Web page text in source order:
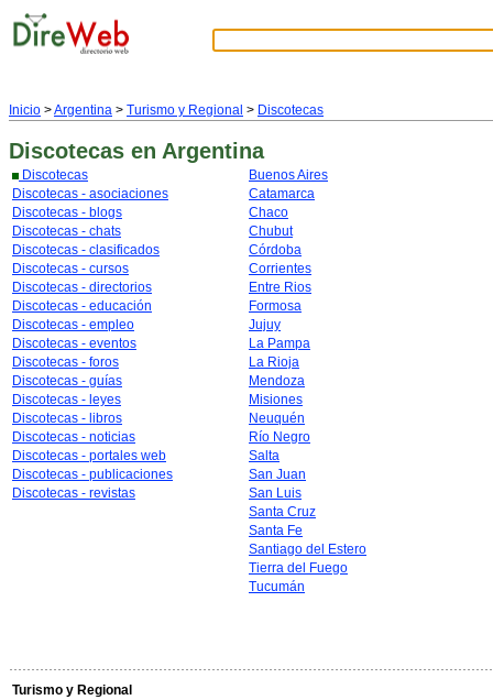
Inicio >Argentina > Turismo y Regional > Discotecas
Discotecas en Argentina
Discotecas
Discotecas - asociaciones
Discotecas - blogs
Discotecas - chats
Discotecas - clasificados
Discotecas - cursos
Discotecas - directorios
Discotecas - educación
Discotecas - empleo
Discotecas - eventos
Discotecas - foros
Discotecas - guías
Discotecas - leyes
Discotecas - libros
Discotecas - noticias
Discotecas - portales web
Discotecas - publicaciones
Discotecas - revistas
Buenos Aires
Catamarca
Chaco
Chubut
Córdoba
Corrientes
Entre Rios
Formosa
Jujuy
La Pampa
La Rioja
Mendoza
Misiones
Neuquén
Río Negro
Salta
San Juan
San Luis
Santa Cruz
Santa Fe
Santiago del Estero
Tierra del Fuego
Tucumán
Turismo y Regional